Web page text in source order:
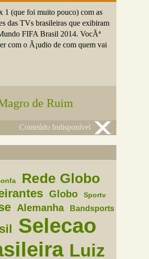
1 (que foi muito pouco) com as
das TVs brasileiras que exibiram
FIFA Brasil 2014. VocÃª
com o Ã¡udio de com quem vai
de Ruim
Conteúdo Indisponível
Rede Globo
Globo Sportv
Alemanha Bandsports
Selecao
Luiz